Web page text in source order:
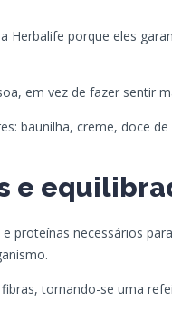
Herbalife porque eles
em vez de fazer sentir
baunilha, creme, doce
e
proteínas necessários
tornando-se uma